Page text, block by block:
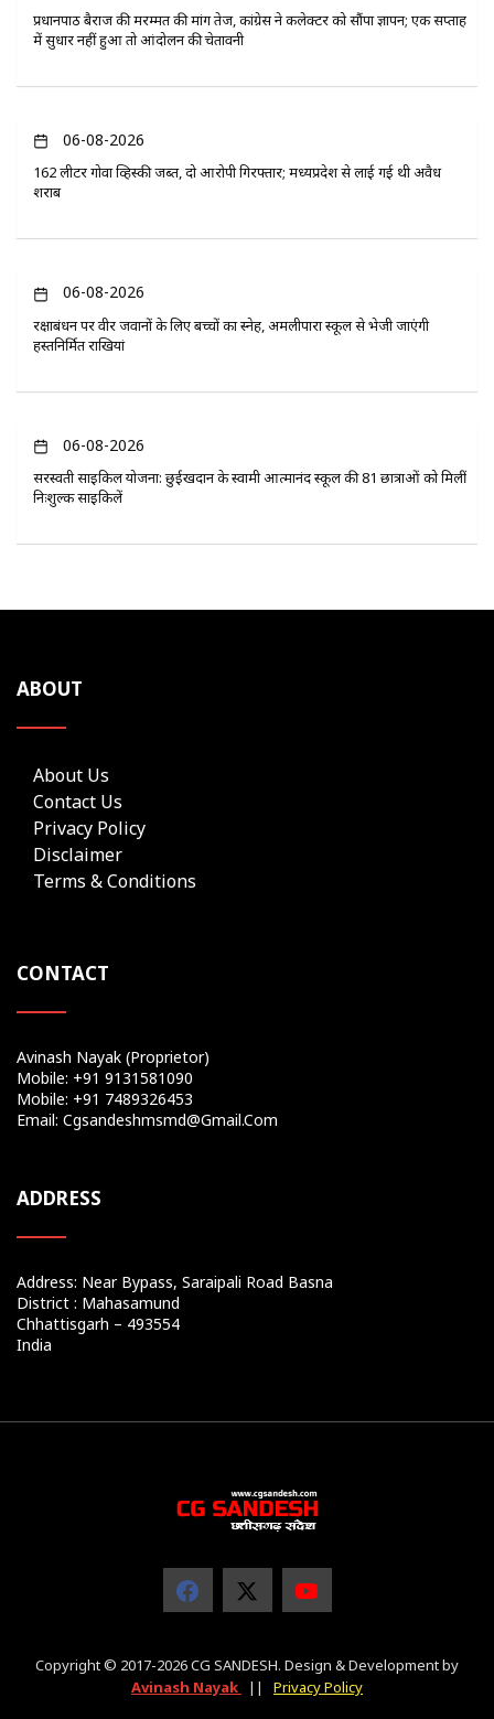
प्रधानपाठ बैराज की मरम्मत की मांग तेज, कांग्रेस ने कलेक्टर को सौंपा ज्ञापन; एक सप्ताह
में सुधार नहीं हुआ तो आंदोलन की चेतावनी
06-08-2026
162 लीटर गोवा व्हिस्की जब्त, दो आरोपी गिरफ्तार; मध्यप्रदेश से लाई गई थी अवैध
शराब
06-08-2026
रक्षाबंधन पर वीर जवानों के लिए बच्चों का स्नेह, अमलीपारा स्कूल से भेजी जाएंगी
हस्तनिर्मित राखियां
06-08-2026
सरस्वती साइकिल योजना: छुईखदान के स्वामी आत्मानंद स्कूल की 81 छात्राओं को मिलीं
निःशुल्क साइकिलें
ABOUT
About Us
Contact Us
Privacy Policy
Disclaimer
Terms & Conditions
CONTACT
Avinash Nayak (Proprietor)
Mobile: +91 9131581090
Mobile: +91 7489326453
Email: Cgsandeshmsmd@gmail.com
ADDRESS
Address: Near Bypass, Saraipali Road Basna
District : Mahasamund
Chhattisgarh – 493554
India
Copyright © 2017-2026 CG SANDESH. Design & Development by
Avinash Nayak
|| Privacy Policy